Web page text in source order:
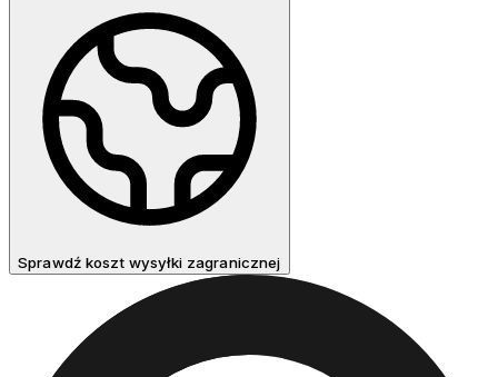
Sprawdź koszt wysyłki zagranicznej